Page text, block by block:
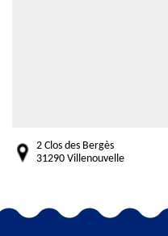
2 Clos des Bergès
31290 Villenouvelle